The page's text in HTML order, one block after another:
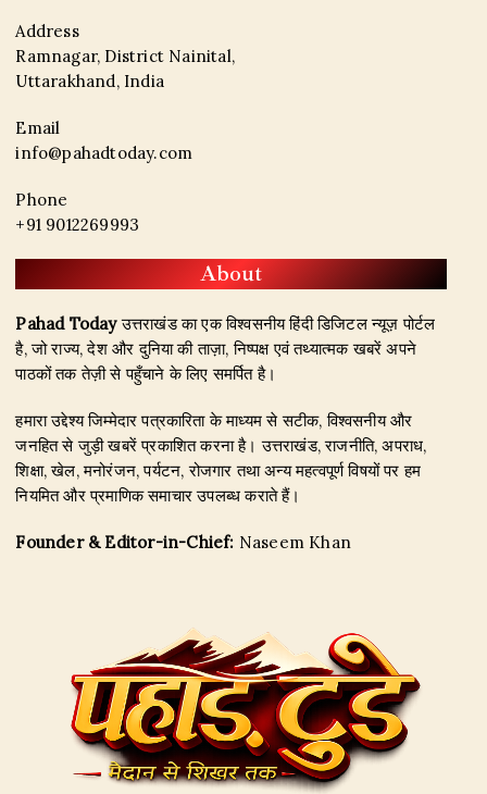
Address
Ramnagar, District Nainital,
Uttarakhand, India
Email
info@pahadtoday.com
Phone
+91 9012269993
About
Pahad Todayउत्तराखंड का एक विश्वसनीय हिंदी डिजिटल न्यूज़ पोर्टल
है, जो राज्य, देश और दुनिया की ताज़ा, निष्पक्ष एवं तथ्यात्मक खबरें अपने
पाठकों तक तेज़ी से पहुँचाने के लिए समर्पित है।
हमारा उद्देश्य जिम्मेदार पत्रकारिता के माध्यम से सटीक, विश्वसनीय और
जनहित से जुड़ी खबरें प्रकाशित करना है। उत्तराखंड, राजनीति, अपराध,
शिक्षा, खेल, मनोरंजन, पर्यटन, रोजगार तथा अन्य महत्वपूर्ण विषयों पर हम
नियमित और प्रमाणिक समाचार उपलब्ध कराते हैं।
Founder & Editor-in-Chief: Naseem Khan